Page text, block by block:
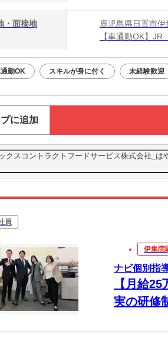
・面接地
鹿児島県日置市
【車通勤OK】
勤OK スキルが身に付く 未経験歓迎
に追加
クスコントラクトフードサービス株式会社_
員
伊集院
ナビ個別指
【月給
実の研修